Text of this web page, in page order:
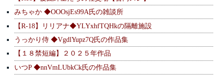
みちゃか ◆OOOsjEs99A氏の雑談所
【R-18】リリアナ◆YLYxhfTQHkの隔離施設
うっかり侍 ◆VgdlYupz7Q氏の作品集
【１８禁短編】２０２５年作品
いつP ◆nnVmLUbkCk氏の作品集